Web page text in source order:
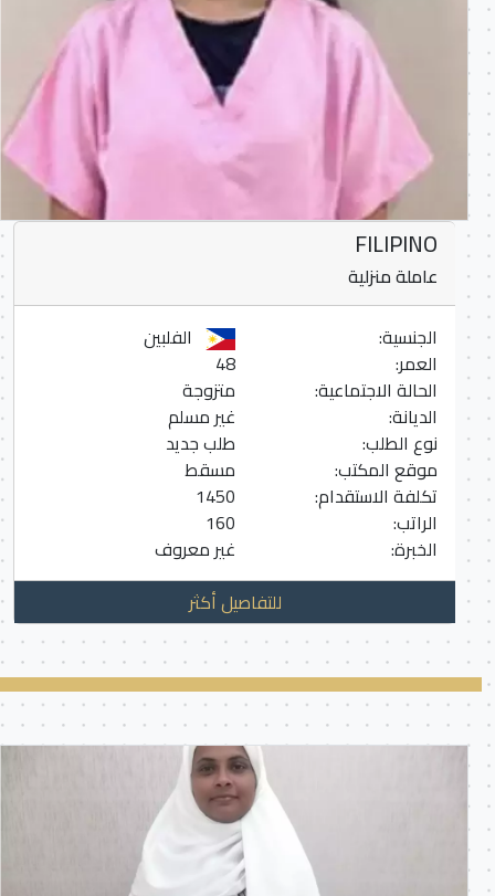
FILIPINO
عاملة منزلية
الجنسية:
الفلبين
العمر:
الحالة الاجتماعية:
متزوجة
الديانة:
غير مسلم
نوع الطلب:
طلب جديد
موقع المكتب:
مسقط
تكلفة الاستقدام:
1450
الراتب:
160
الخبرة:
غير معروف
للتفاصيل أكثر